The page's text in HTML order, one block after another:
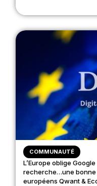
COMMUNAUTÉ
L’Europe oblige
recherche…une bonne
européens Qwant &